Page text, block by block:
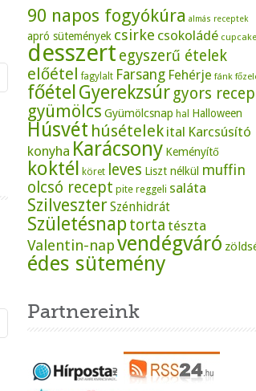
90 napos fogyókúra almás receptek
apró sütemények csirke csokoládé cupcake
desszert egyszerű ételek
előétel fagylalt Farsang Fehérje fánk
főétel Gyerekzsúr gyors
gyümölcs Gyümölcsnap hal Halloween
Húsvét húsételek ital Karcsúsító
konyha Karácsony Keményítő
koktél köret leves Liszt nélkül muffin
olcsó recept pite reggeli saláta
SzilveszterSzénhidrát
Születésnap torta tészta
Valentin-napvendégváró
édes sütemény
Partnereink